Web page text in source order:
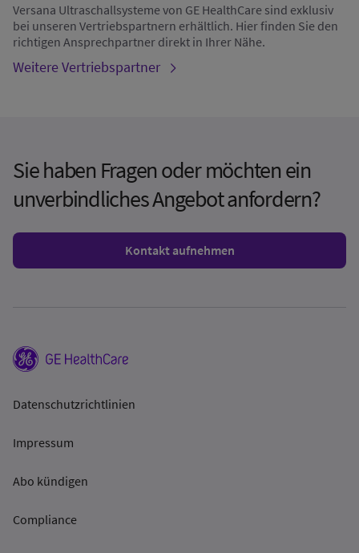
Versana Ultraschallsysteme von GE HealthCare sind exklusiv
bei unseren Vertriebspartnern erhältlich. Hier finden Sie den
richtigen Ansprechpartner direkt in Ihrer Nähe.
Weitere Vertriebspartner
Sie haben Fragen oder möchten ein
unverbindliches Angebot anfordern?
Kontakt aufnehmen
Datenschutzrichtlinien
Impressum
Abo kündigen
Compliance